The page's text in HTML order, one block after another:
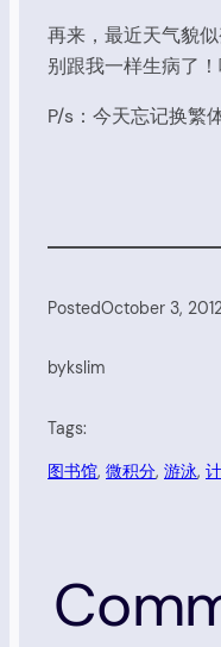
再来，最近天气貌
别跟我一样生病了！
P/s：今天忘记换繁
PostedOctober 3,
bykslim
Tags:
图书馆, 微积分, 游泳,